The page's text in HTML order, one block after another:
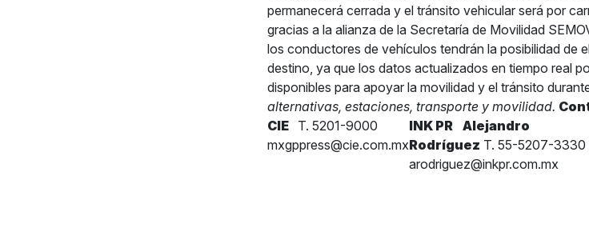
permanecerá cerrada y el tránsito vehicular será por
gracias a la alianza de la Secretaría de Movilidad
los conductores de vehículos tendrán la posibilidad de
destino, ya que los datos actualizados en tiempo real
disponibles para apoyar la movilidad y el tránsito
alternativas, estaciones, transporte y movilidad.
CIE
T. 5201-9000
mxgppress@cie.com.mx
INK PR
Alejandro
Rodríguez T. 55-5207-3330
arodriguez@inkpr.com.mx